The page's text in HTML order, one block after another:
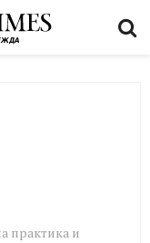
практика и